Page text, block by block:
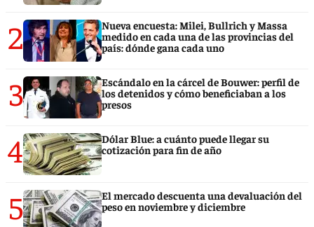
2
Nueva encuesta: Milei, Bullrich y Massa
medido en cada una de las provincias del
país: dónde gana cada uno
3
Escándalo en la cárcel de Bouwer: perfil de
los detenidos y cómo beneficiaban a los
presos
4
Dólar Blue: a cuánto puede llegar su
cotización para fin de año
5
El mercado descuenta una devaluación del
peso en noviembre y diciembre